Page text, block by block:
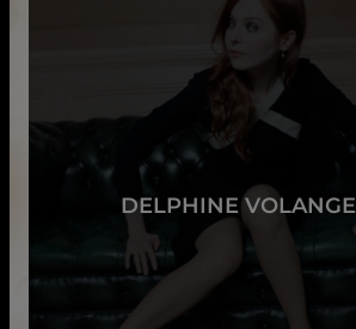
DELPHINE VOLANGE